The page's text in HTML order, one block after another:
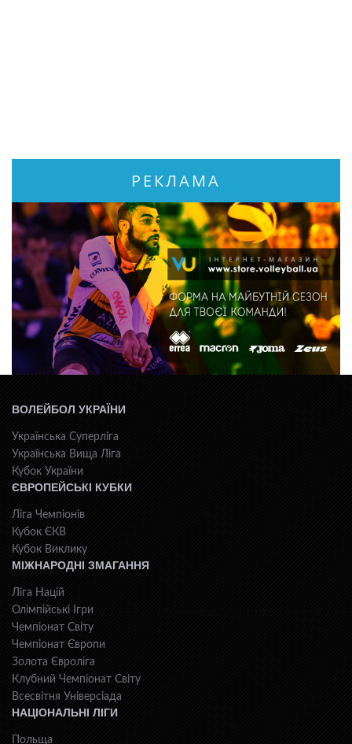
РЕКЛАМА
ВОЛЕЙБОЛ УКРАЇНИ
Українська Суперліга
Українська Вища Ліга
Кубок України
ЄВРОПЕЙСЬКІ КУБКИ
Ліга Чемпіонів
Кубок ЄКВ
Кубок Виклику
МІЖНАРОДНІ ЗМАГАННЯ
Ліга Націй
Олімпійські Ігри
Чемпіонат Світу
Чемпіонат Європи
Золота Євроліга
Клубний Чемпіонат Світу
Всесвiтня Унiверсiaда
НАЦІОНАЛЬНІ ЛІГИ
Польща